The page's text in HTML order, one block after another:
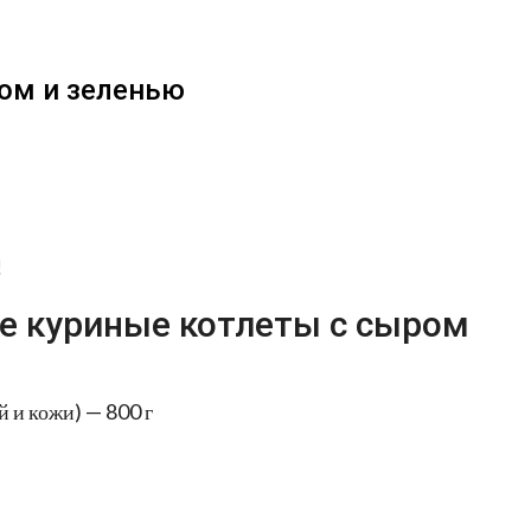
и зеленью
куриные котлеты с сыром
и кожи) — 800 г